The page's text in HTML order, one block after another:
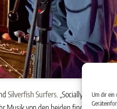
Um dir ein
Silverfish Surfers. „Socially